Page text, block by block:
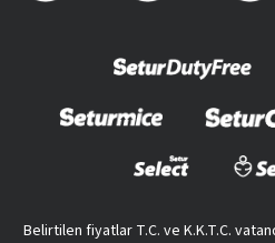
Belirtilen fiyatlar T.C. ve K.K.T.C.